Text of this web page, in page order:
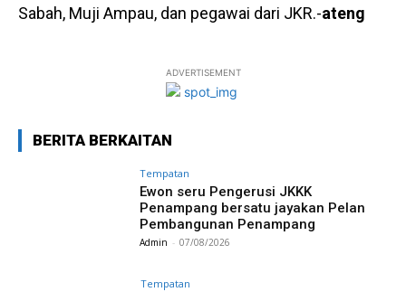
Sabah, Muji Ampau, dan pegawai dari JKR.-ateng
ADVERTISEMENT
BERITA BERKAITAN
Tempatan
Ewon seru Pengerusi JKKK
Penampang bersatu jayakan Pelan
Pembangunan Penampang
Admin - 07/08/2026
Tempatan